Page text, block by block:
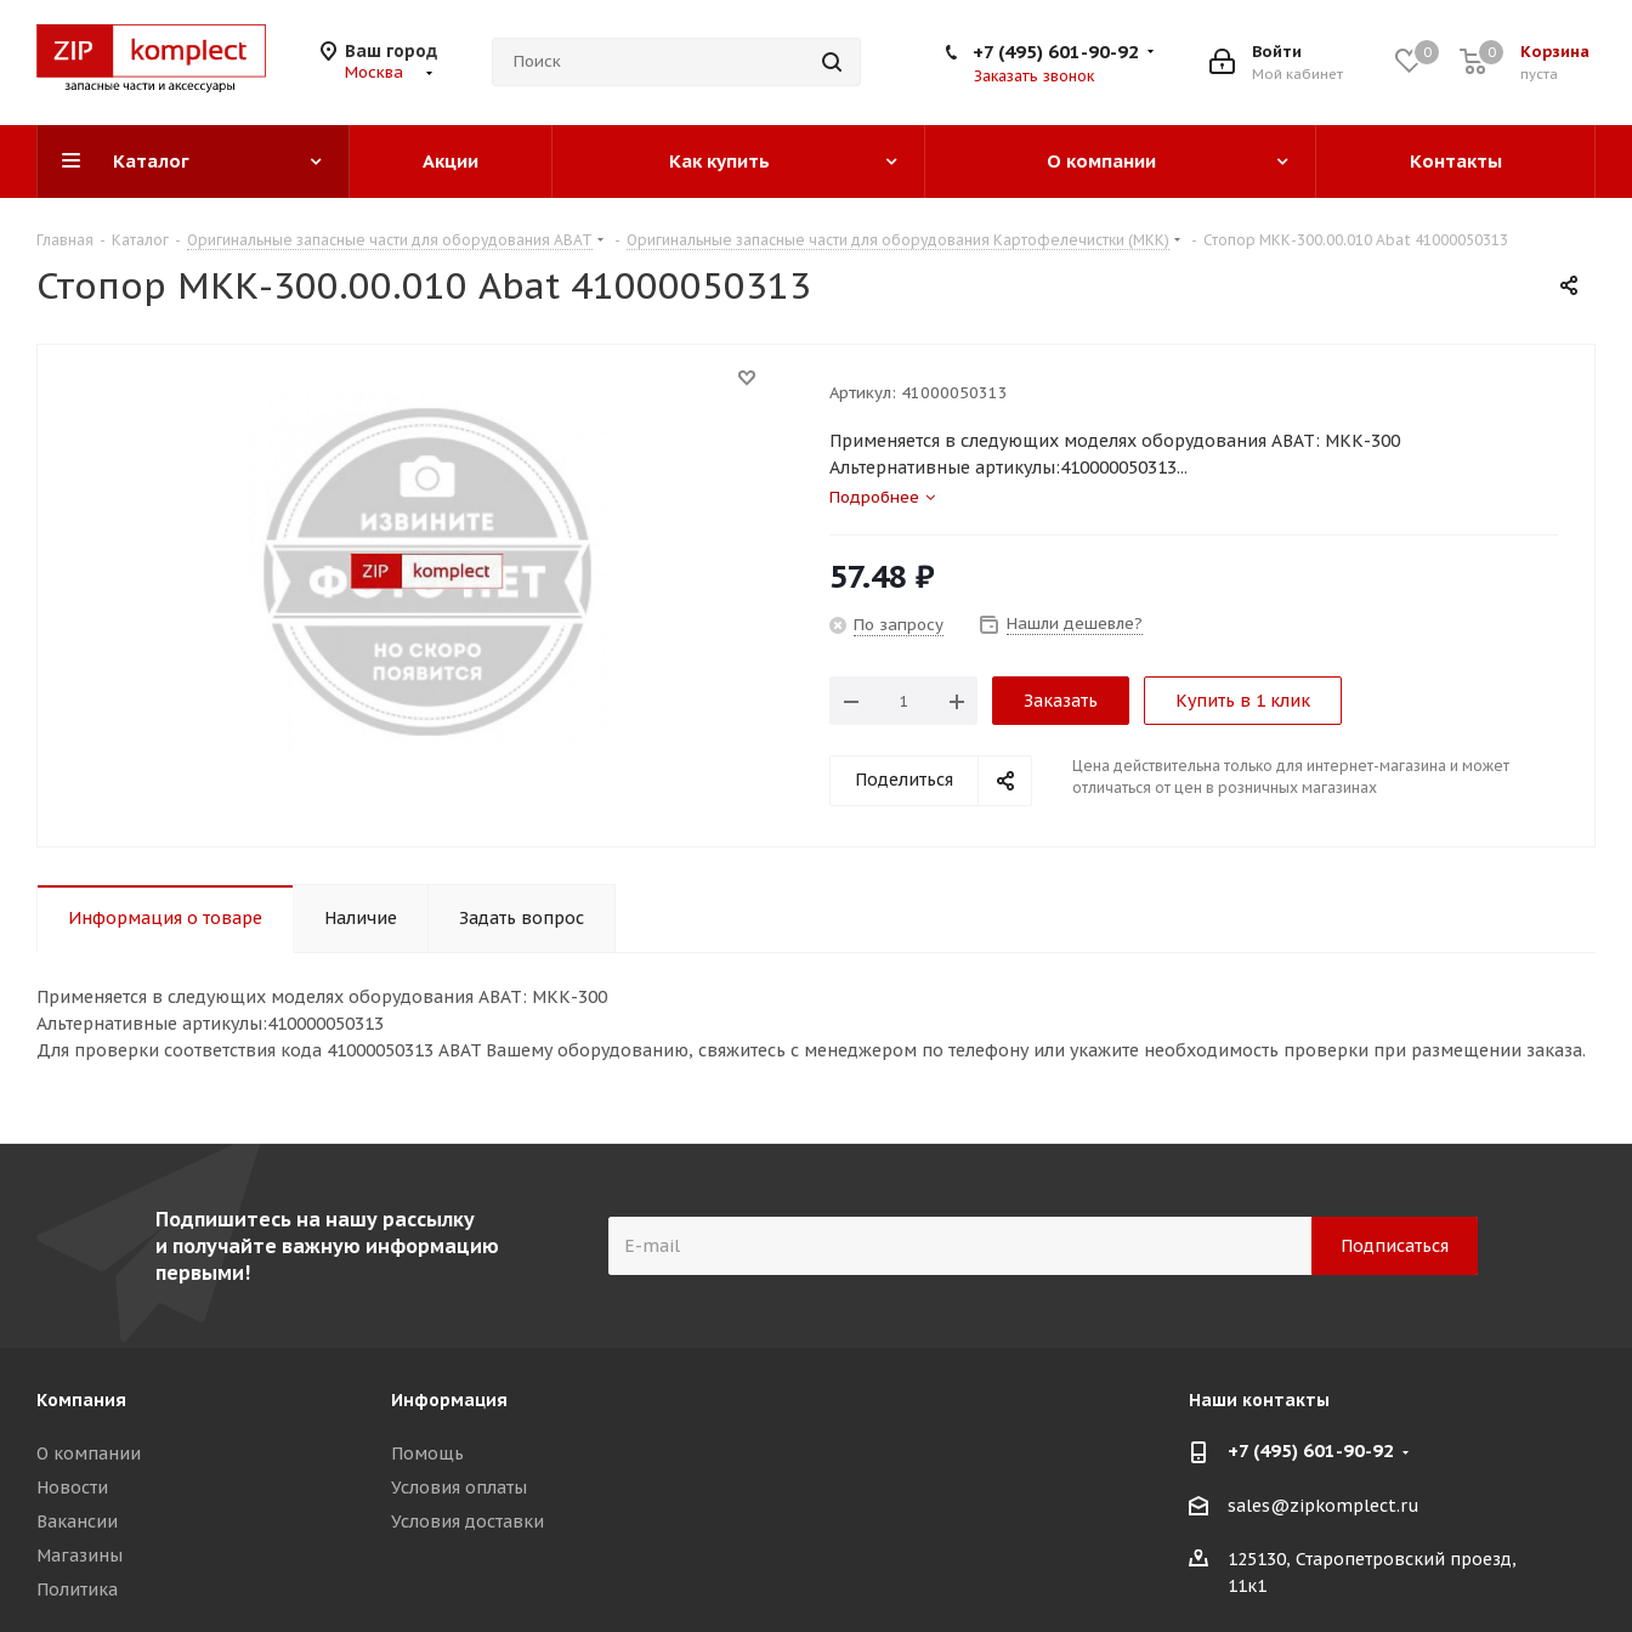
Ваш город
Москва
0 Корзина
0
пуста
0
Войти
Мой кабинет
+7 (495) 601-90-92
Заказать звонок
Каталог Акции Как купить О компании Контакты
Главная - Каталог - Оригинальные запасные части для оборудования ABAT - Оригинальные запасные части для оборудования Картофелечистки (МКК) - Стопор МКК-300.00.010 Abat 41000050313
Стопор МКК-300.00.010 Abat 41000050313
Артикул: 41000050313
Применяется в следующих моделях оборудования ABAT: МКК-300
Альтернативные артикулы:410000050313...
Подробнее
57.48 ₽
По запросу Нашли дешевле?
Заказать Купить в 1 клик
Поделиться
Цена действительна только для интернет-магазина и может
отличаться от цен в розничных магазинах
Информация о товаре Наличие Задать вопрос
Применяется в следующих моделях оборудования ABAT: МКК-300
Альтернативные артикулы:410000050313
Для проверки соответствия кода 41000050313 ABAT Вашему оборудованию, свяжитесь с менеджером по телефону или укажите необходимость проверки при размещении заказа.
Подпишитесь на нашу рассылку
и получайте важную информацию
первыми!
Компания
О компании
Новости
Вакансии
Магазины
Политика
Информация
Помощь
Условия оплаты
Условия доставки
Наши контакты
+7 (495) 601-90-92
sales@zipkomplect.ru
125130, Старопетровский проезд,
11к1